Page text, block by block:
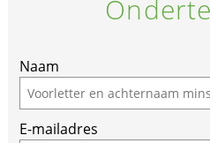
Naam
E-mailadres